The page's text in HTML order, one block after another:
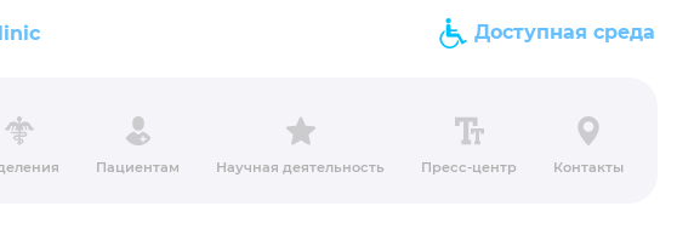
Доступная среда
Пациентам Научная деятельность Пресс-центр Контакты